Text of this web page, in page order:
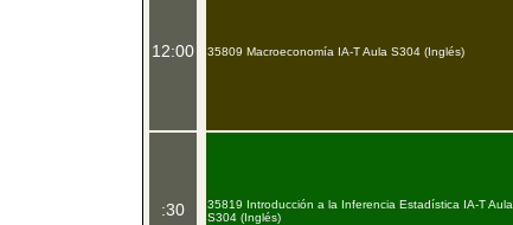
12:00
:30
35809 Macroeconomía IA-T Aula S304 (Inglés)
35819 Introducción a la Inferencia Estadística IA-T Aula
S304 (Inglés)